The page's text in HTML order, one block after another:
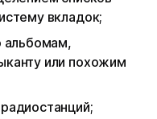
вкладок;
альбомам,
или похожим